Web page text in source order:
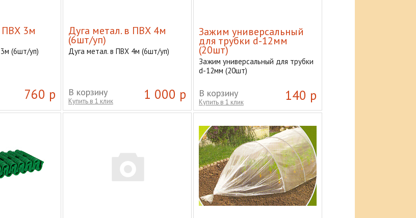
ПВХ 3м
(6шт/уп)
760 р
Дуга метал. в ПВХ 4м
(6шт/уп)
Дуга метал. в ПВХ 4м (6шт/уп)
1 000 р
В корзину
Купить в 1 клик
Зажим универсальный
для трубки d-12мм
(20шт)
Зажим универсальный для трубки
d-12мм (20шт)
140 р
В корзину
Купить в 1 клик